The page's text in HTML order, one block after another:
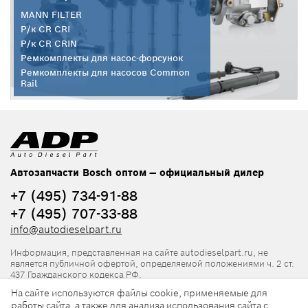
MANN FILTER
Р/к CR CRI
Р/к CR CRIN
Ремкомплекты для насос-форсунок
Ремкомплекты для насосов Common
Rail
Автозапчасти Bosch оптом — официальный дилер
+7 (495) 734-91-88
+7 (495) 707-33-88
info@autodieselpart.ru
Информация, представленная на сайте autodieselpart.ru, не
является публичной офертой, определяемой положениями ч. 2 ст.
437 Гражданского кодекса РФ.
Нормативная документация
На сайте используются файлы cookie, применяемые для
работы сайта, а также для анализа использования сайта с